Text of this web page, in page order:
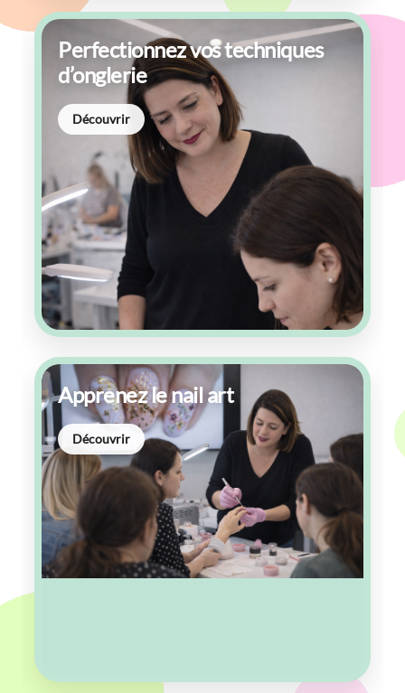
Perfectionnez vos techniques
d’onglerie
Découvrir
Apprenez le nail art
Découvrir